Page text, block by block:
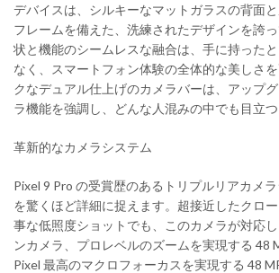
デバイスは、シルキーなマットガラスの背面
フレームを備えた、洗練されたデザインを誇
状と機能のシームレスな融合は、手に持った
なく、スマートフォン体験の全体的な美しさ
クなデュアル仕上げのカメラバーは、アップ
ラ機能を強調し、どんな人混みの中でも目立つ
革新的なカメラシステム
Pixel 9 Pro の受賞歴のあるトリプルリアカメ
を驚くほ​​ど詳細に捉えます。超接近したクロ
事な低照度ショットでも、このカメラが対応
ンカメラ、プロレベルのズームを実現する 48
Pixel 最高のマクロフォーカスを実現する 48